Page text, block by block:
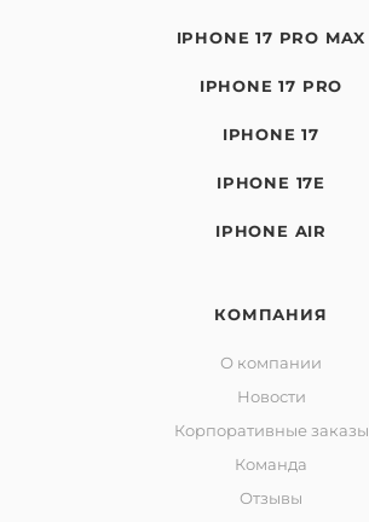
IPHONE 17 PRO MAX
IPHONE 17 PRO
IPHONE 17
IPHONE 17E
IPHONE AIR
КОМПАНИЯ
О компании
Новости
Корпоративные заказы
Команда
Отзывы